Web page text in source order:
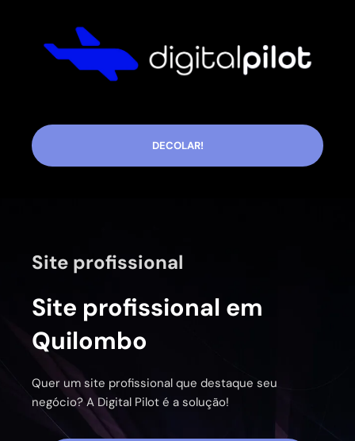
DECOLAR!
Site profissional
Site profissional em
Quilombo
Quer um site profissional que destaque seu
negócio? A Digital Pilot é a solução!